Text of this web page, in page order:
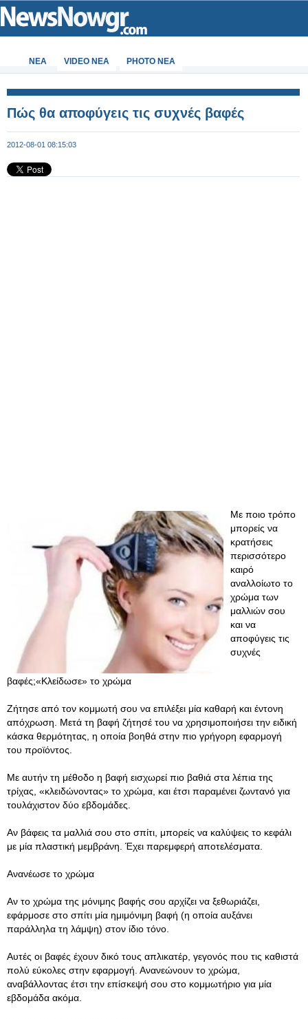
ΝΕΑ VIDEO NEA PHOTO NEA
Πώς θα αποφύγεις τις συχνές βαφές
2012-08-01 08:15:03
Με ποιο τρόπο
μπορείς να
κρατήσεις
περισσότερο
καιρό
αναλλοίωτο το
χρώμα των
μαλλιών σου
και να
αποφύγεις τις
συχνές
βαφές;«Κλείδωσε» το χρώμα
Ζήτησε από τον κομμωτή σου να επιλέξει μία καθαρή και έντονη
απόχρωση. Μετά τη βαφή ζήτησέ του να χρησιμοποιήσει την ειδική
κάσκα θερμότητας, η οποία βοηθά στην πιο γρήγορη εφαρμογή
του προϊόντος.
Με αυτήν τη μέθοδο η βαφή εισχωρεί πιο βαθιά στα λέπια της
τρίχας, «κλειδώνοντας» το χρώμα, και έτσι παραμένει ζωντανό για
τουλάχιστον δύο εβδομάδες.
Αν βάφεις τα μαλλιά σου στο σπίτι, μπορείς να καλύψεις το κεφάλι
με μία πλαστική μεμβράνη. Έχει παρεμφερή αποτελέσματα.
Ανανέωσε το χρώμα
Αν το χρώμα της μόνιμης βαφής σου αρχίζει να ξεθωριάζει,
εφάρμοσε στο σπίτι μία ημιμόνιμη βαφή (η οποία αυξάνει
παράλληλα τη λάμψη) στον ίδιο τόνο.
Αυτές οι βαφές έχουν δικό τους απλικατέρ, γεγονός που τις καθιστά
πολύ εύκολες στην εφαρμογή. Ανανεώνουν το χρώμα,
αναβάλλοντας έτσι την επίσκεψή σου στο κομμωτήριο για μία
εβδομάδα ακόμα.